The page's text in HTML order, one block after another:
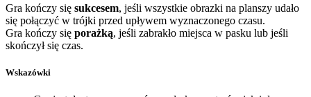
Gra kończy się sukcesem, jeśli wszystkie obrazki na planszy udało
się połączyć w trójki przed upływem wyznaczonego czasu.
Gra kończy się porażką, jeśli zabrakło miejsca w pasku lub jeśli
skończył się czas.
Wskazówki